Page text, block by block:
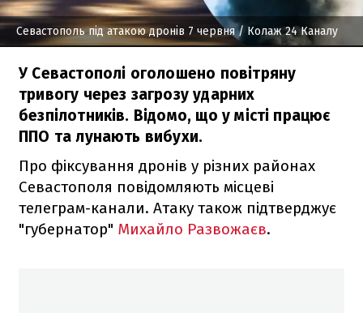
Севастополь під атакою дронів 7 червня/ Колаж 24 Каналу
У Севастополі оголошено повітряну
тривогу через загрозу ударних
безпілотників. Відомо, що у місті працює
ППО та лунають вибухи.
Про фіксування дронів у різних районах
Севастополя повідомляють місцеві
телеграм-канали. Атаку також підтверджує
"губернатор" Михайло Развожаєв.